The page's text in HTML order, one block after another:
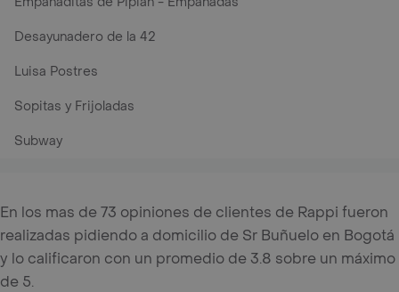
Desayunadero de la 42
Luisa Postres
Sopitas y Frijoladas
Subway
En los mas de 73 opiniones de clientes de Rappi fueron
realizadas pidiendo a domicilio de Sr Buñuelo en Bogotá
y lo calificaron con un promedio de 3.8 sobre un máximo
de 5.